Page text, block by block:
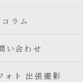
コラム
い合わせ
ォト 出張撮影